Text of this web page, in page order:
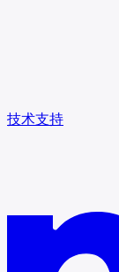
技术支持